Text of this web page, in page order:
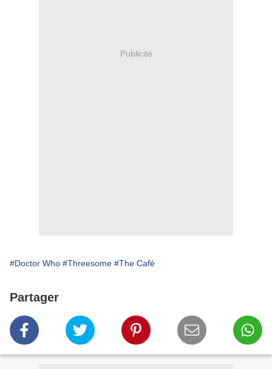
Publicité
#Doctor Who #Threesome #The Café
Partager